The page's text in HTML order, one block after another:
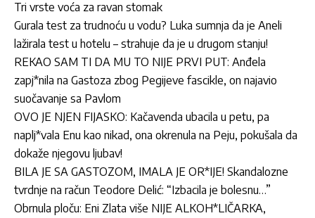
Tri vrste voća za ravan stomak
Gurala test za trudnoću u vodu? Luka sumnja da je Aneli
lažirala test u hotelu – strahuje da je u drugom stanju!
REKAO SAM TI DA MU TO NIJE PRVI PUT: Anđela
zapj*nila na Gastoza zbog Pegijeve fascikle, on najavio
suočavanje sa Pavlom
OVO JE NJEN FIJASKO: Kačavenda ubacila u petu, pa
naplj*vala Enu kao nikad, ona okrenula na Peju, pokušala da
dokaže njegovu ljubav!
BILA JE SA GASTOZOM, IMALA JE OR*IJE! Skandalozne
tvrdnje na račun Teodore Delić: “Izbacila je bolesnu…”
Obrnula ploču: Eni Zlata više NIJE ALKOH*LIČARKA,